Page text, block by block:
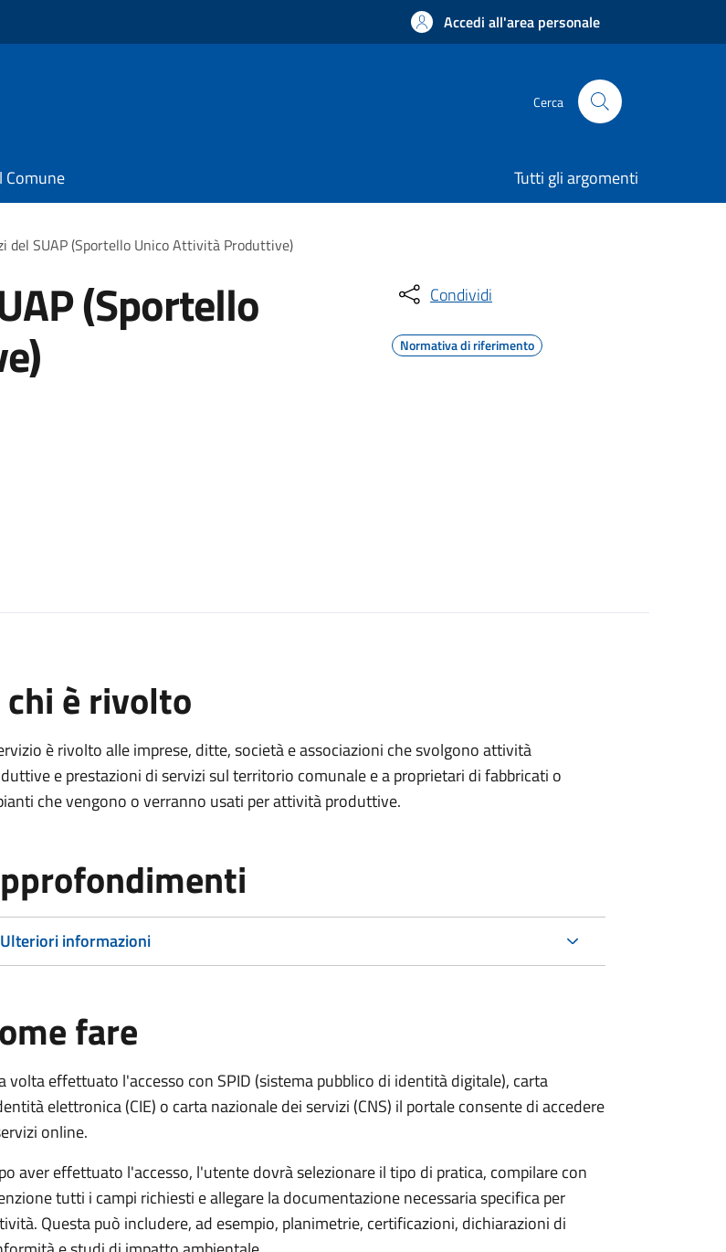
Accedi all'area personale
Cerca
Comune Tutti gli argomenti
del SUAP (Sportello Unico Attività Produttive)
(Sportello Condividi
Normativa di riferimento
chi è rivolto
è rivolto alle imprese, ditte, società e associazioni che svolgono attività
e prestazioni di servizi sul territorio comunale e a proprietari di fabbricati o
che vengono o verranno usati per attività produttive.
Ulteriori informazioni
fare
volta effettuato l'accesso con SPID (sistema pubblico di identità digitale), carta
elettronica (CIE) o carta nazionale dei servizi (CNS) il portale consente di accedere
online.
aver effettuato l'accesso, l'utente dovrà selezionare il tipo di pratica, compilare con
tutti i campi richiesti e allegare la documentazione necessaria specifica per
Questa può includere, ad esempio, planimetrie, certificazioni, dichiarazioni di